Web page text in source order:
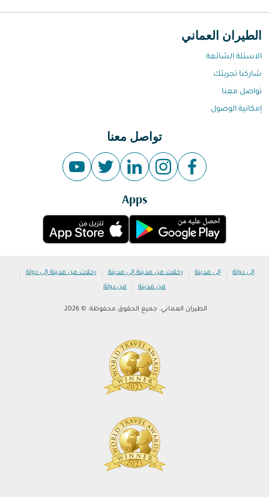
الطيران العماني
الاسئلة الشائعة
شاركنا تجربتك
تواصل معنا
إمكانية الوصول
تواصل معنا
Apps
إلى دولة | إلى مدينة | رحلات من مدينة إلى مدينة | رحلات من مدينة إلى دولة |
من مدينة | من دولة
الطيران العماني. جميع الحقوق محفوظة. © 2026